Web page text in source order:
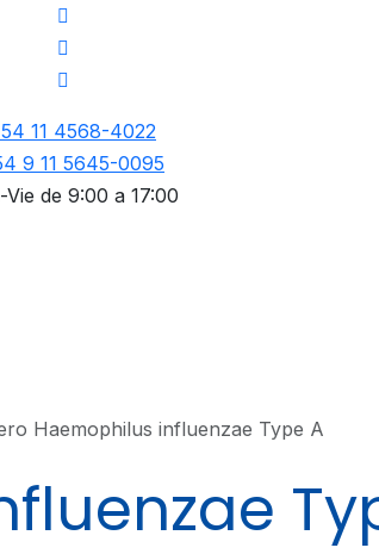
11 4568-4022
9 11 5645-0095
Vie de 9:00 a 17:00
Haemophilus influenzae Type A